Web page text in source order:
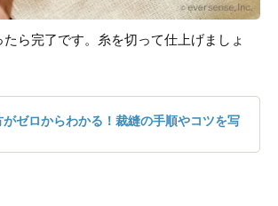
ら完了です。糸を切って仕上げましょ
がゼロからわかる！裁縫の手順やコツを写